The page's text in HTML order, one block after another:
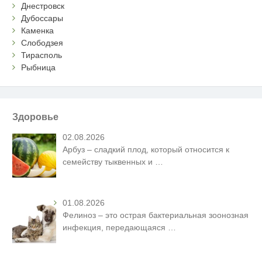
Днестровск
Дубоссары
Каменка
Слободзея
Тирасполь
Рыбница
Здоровье
02.08.2026
Арбуз – сладкий плод, который относится к
семейству тыквенных и
01.08.2026
Фелиноз – это острая бактериальная зоонозная
инфекция, передающаяся